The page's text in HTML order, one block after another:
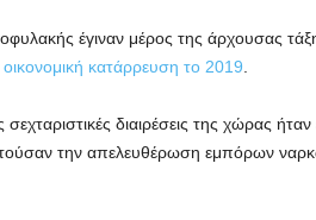
έγιναν μέρος της άρχουσας
οικονομική κατάρρευση το 2019
διαιρέσεις της χώρας
την απελευθέρωση εμπόρων